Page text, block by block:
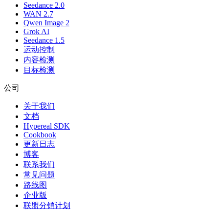
Seedance 2.0
WAN 2.7
Qwen Image 2
Grok AI
Seedance 1.5
运动控制
内容检测
目标检测
公司
关于我们
文档
Hypereal SDK
Cookbook
更新日志
博客
联系我们
常见问题
路线图
企业版
联盟分销计划